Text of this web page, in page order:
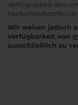
Verfügbarkeit des
Markenkraftstoffes
Wir weisen jedoch
Verfügbarkeit von
ausschließlich zu